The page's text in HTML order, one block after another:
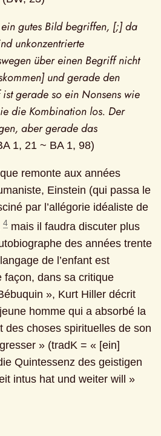
gutes Bild begriffen, [;] da
unkonzentrierte
über einen Begriff nicht
und gerade den
gerade so ein Nonsens wie
die Kombination los. Der
aber gerade das
1, 21 ~ BA 1, 98)
remonte aux années
Einstein (qui passa le
par l’allégorie idéaliste de
4 mais il faudra discuter plus
des années trente
de l’enfant est
façon, dans sa critique
», Kurt Hiller décrit
jeune homme qui a absorbé la
des choses spirituelles de son
» (tradK = « [ein]
Quintessenz des geistigen
intus hat und weiter will »